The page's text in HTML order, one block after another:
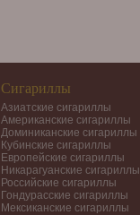
Сигариллы
Азиатские сигариллы
Американские сигариллы
Доминиканские сигариллы
Кубинские сигариллы
Европейские сигариллы
Никарагуанские сигариллы
Российские сигариллы
Гондурасские сигариллы
Мексиканские сигариллы